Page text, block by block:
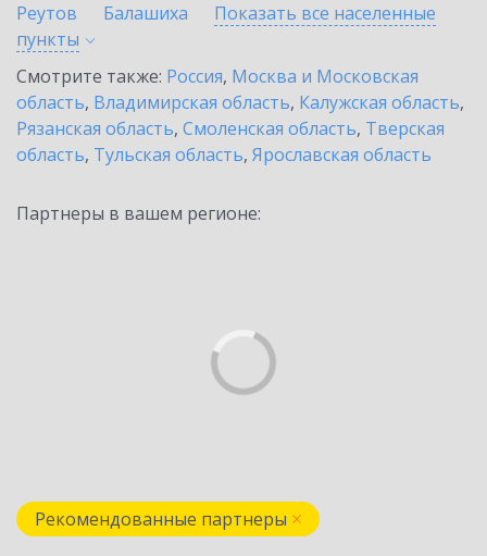
Реутов
Балашиха
Показать все населенные
пункты
Смотрите также: Россия, Москва и Московская
область, Владимирская область, Калужская область,
Рязанская область, Смоленская область, Тверская
область, Тульская область, Ярославская область
Партнеры в вашем регионе:
Рекомендованные партнеры